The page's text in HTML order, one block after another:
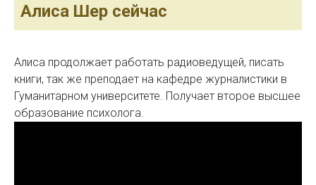
Алиса Шер сейчас
Алиса продолжает работать радиоведущей, писать
книги, так же преподает на кафедре журналистики в
Гуманитарном университете. Получает второе высшее
образование психолога.